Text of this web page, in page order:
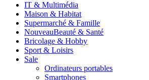
IT & Multimédia
Maison & Habitat
Supermarché & Famille
NouveauBeauté & Santé
Bricolage & Hobby
Sport & Loisirs
Sale
Ordinateurs portables
Smartphones